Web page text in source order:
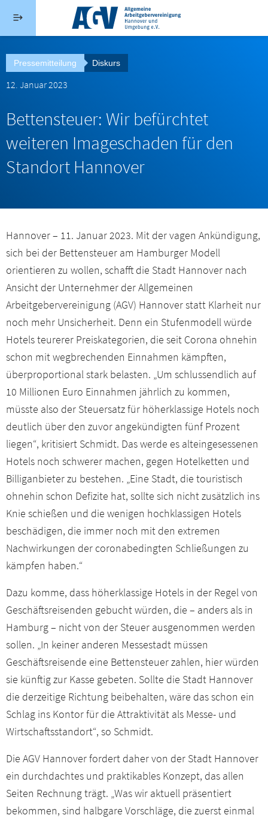
Direkt zum Inhalt
Menü schließen
Suche
Hauptmenü agv-hannover.de
Startseite
Über uns
Serviceangebote
Aktuelles
Arbeitgeber Magazin
Presseservice
Netzwerk
Veranstaltungen
Downloads
Kontakt
Mitgliederbereich
Pressemitteilung Diskurs
12. Januar 2023
Bettensteuer: Wir befürchtet
weiteren Imageschaden für den
Standort Hannover
Hannover – 11. Januar 2023. Mit der vagen Ankündigung,
sich bei der Bettensteuer am Hamburger Modell
orientieren zu wollen, schafft die Stadt Hannover nach
Ansicht der Unternehmer der Allgemeinen
Arbeitgebervereinigung (AGV) Hannover statt Klarheit nur
noch mehr Unsicherheit. Denn ein Stufenmodell würde
Hotels teurerer Preiskategorien, die seit Corona ohnehin
schon mit wegbrechenden Einnahmen kämpften,
überproportional stark belasten. „Um schlussendlich auf
10 Millionen Euro Einnahmen jährlich zu kommen,
müsste also der Steuersatz für höherklassige Hotels noch
deutlich über den zuvor angekündigten fünf Prozent
liegen“, kritisiert Schmidt. Das werde es alteingesessenen
Hotels noch schwerer machen, gegen Hotelketten und
Billiganbieter zu bestehen. „Eine Stadt, die touristisch
ohnehin schon Defizite hat, sollte sich nicht zusätzlich ins
Knie schießen und die wenigen hochklassigen Hotels
beschädigen, die immer noch mit den extremen
Nachwirkungen der coronabedingten Schließungen zu
kämpfen haben.“
Dazu komme, dass höherklassige Hotels in der Regel von
Geschäftsreisenden gebucht würden, die – anders als in
Hamburg – nicht von der Steuer ausgenommen werden
sollen. „In keiner anderen Messestadt müssen
Geschäftsreisende eine Bettensteuer zahlen, hier würden
sie künftig zur Kasse gebeten. Sollte die Stadt Hannover
die derzeitige Richtung beibehalten, wäre das schon ein
Schlag ins Kontor für die Attraktivität als Messe- und
Wirtschaftsstandort“, so Schmidt.
Die AGV Hannover fordert daher von der Stadt Hannover
ein durchdachtes und praktikables Konzept, das allen
Seiten Rechnung trägt. „Was wir aktuell präsentiert
bekommen, sind halbgare Vorschläge, die zuerst einmal